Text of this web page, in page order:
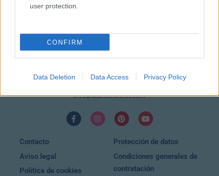
user protection.
CONFIRM
Data Deletion Data Access Privacy Policy
HORARIO
Lunes a sábado
info@wuincosmetic.com
Contacto
Aviso legal
Política de cookies
Protección de datos
Condiciones generales de
contratación